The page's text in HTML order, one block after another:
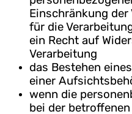
Einschränkung
für die
ein Recht auf
Verarbeitung
das Bestehen
einer
wenn die
bei der